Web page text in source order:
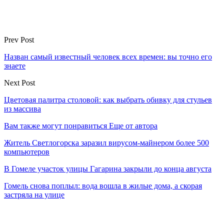
Prev Post
Назван самый известный человек всех времен: вы точно его
знаете
Next Post
Цветовая палитра столовой: как выбрать обивку для стульев
из массива
Вам также могут понравиться Еще от автора
Житель Светлогорска заразил вирусом-майнером более 500
компьютеров
В Гомеле участок улицы Гагарина закрыли до конца августа
Гомель снова поплыл: вода вошла в жилые дома, а скорая
застряла на улице